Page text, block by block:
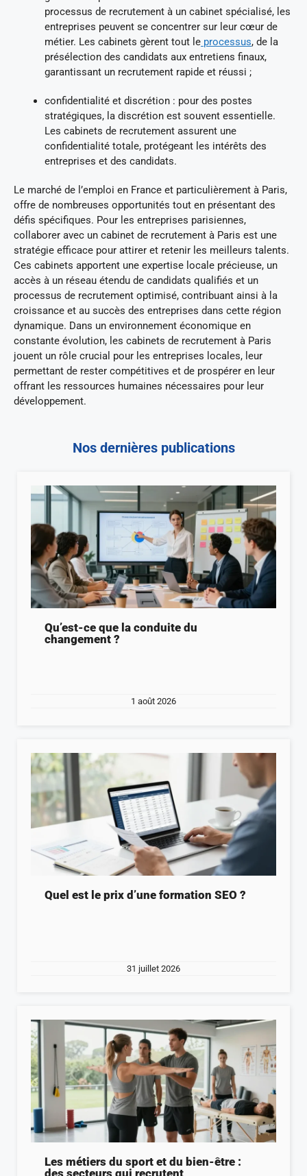
processus de recrutement à un cabinet spécialisé, les
entreprises peuvent se concentrer sur leur cœur de
métier. Les cabinets gèrent tout le processus, de la
présélection des candidats aux entretiens finaux,
garantissant un recrutement rapide et réussi ;
confidentialité et discrétion : pour des postes
stratégiques, la discrétion est souvent essentielle.
Les cabinets de recrutement assurent une
confidentialité totale, protégeant les intérêts des
entreprises et des candidats.
Le marché de l’emploi en France et particulièrement à Paris,
offre de nombreuses opportunités tout en présentant des
défis spécifiques. Pour les entreprises parisiennes,
collaborer avec un cabinet de recrutement à Paris est une
stratégie efficace pour attirer et retenir les meilleurs talents.
Ces cabinets apportent une expertise locale précieuse, un
accès à un réseau étendu de candidats qualifiés et un
processus de recrutement optimisé, contribuant ainsi à la
croissance et au succès des entreprises dans cette région
dynamique. Dans un environnement économique en
constante évolution, les cabinets de recrutement à Paris
jouent un rôle crucial pour les entreprises locales, leur
permettant de rester compétitives et de prospérer en leur
offrant les ressources humaines nécessaires pour leur
développement.
Nos dernières publications
Qu’est-ce que la conduite du
changement ?
1 août 2026
Quel est le prix d’une formation SEO ?
31 juillet 2026
Les métiers du sport et du bien-être :